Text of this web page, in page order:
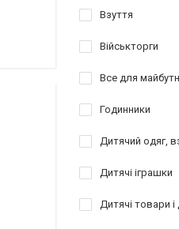
Взуття
Військторги
Все для
Годинники
Дитячий одяг,
Дитячі іграшки
Дитячі товари